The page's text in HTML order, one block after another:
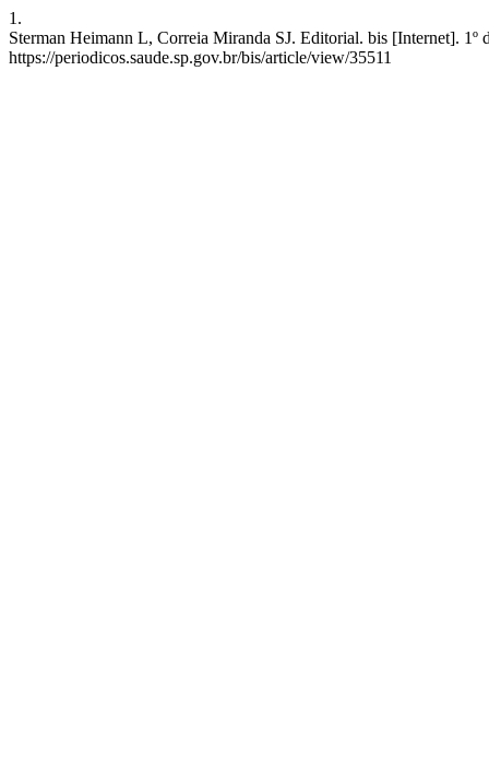
1.
Sterman Heimann L, Correia Miranda SJ. Editorial. bis [Internet].
https://periodicos.saude.sp.gov.br/bis/article/view/35511